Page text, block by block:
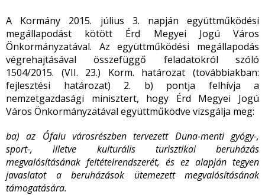
A Kormány 2015. július 3. napján együttműködési
megállapodást kötött Érd Megyei Jogú Város
Önkormányzatával. Az együttműködési megállapodás
végrehajtásával összefüggő feladatokról szóló
1504/2015. (VII. 23.) Korm. határozat (továbbiakban:
fejlesztési határozat) 2. b) pontja felhívja a
nemzetgazdasági minisztert, hogy Érd Megyei Jogú
Város Önkormányzatával együttműködve vizsgálja meg:
ba) az Ófalu városrészben tervezett Duna-menti gyógy-,
sport-, illetve kulturális turisztikai beruházás
megvalósításának feltételrendszerét, és ez alapján tegyen
javaslatot a beruházások ütemezett megvalósításának
támogatására.